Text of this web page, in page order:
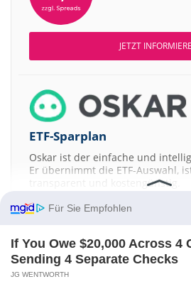
JETZT
ETF-Sparplan
Oskar ist der einfache und
Er übernimmt die ETF-Auswahl,
transparent und kostengünstig.
JETZT MEHR
Für Sie Empfohlen
If You Owe $20,000 Across 4
Sending 4 Separate Checks
JG WENTWORTH